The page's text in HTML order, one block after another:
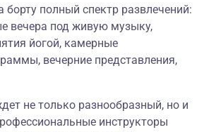
борту полный спектр развлечений:
вечера под живую музыку,
йогой, камерные
вечерние представления,
не только разнообразный, но и
инструкторы